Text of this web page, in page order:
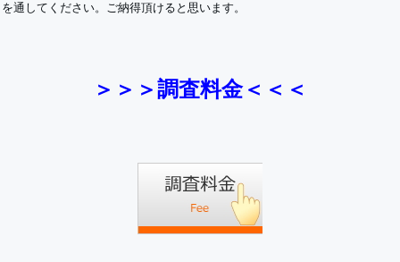
通してください。ご納得頂けると思います。
＞＞＞調査料金＜＜＜